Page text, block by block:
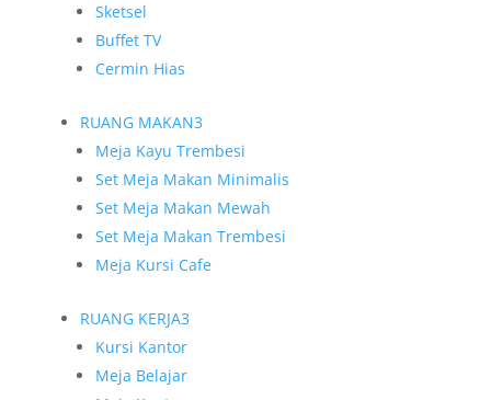
Sketsel
Buffet TV
Cermin Hias
RUANG MAKAN3
Meja Kayu Trembesi
Set Meja Makan Minimalis
Set Meja Makan Mewah
Set Meja Makan Trembesi
Meja Kursi Cafe
RUANG KERJA3
Kursi Kantor
Meja Belajar